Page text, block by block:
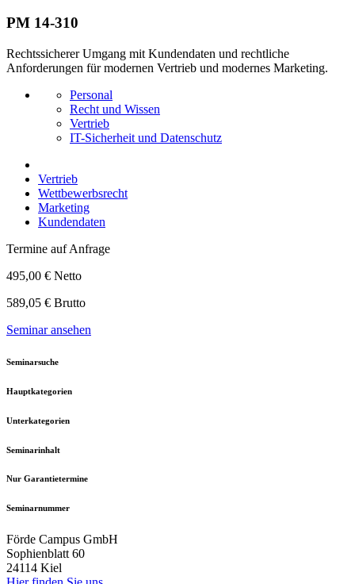
PM 14-310
Rechtssicherer Umgang mit Kundendaten und rechtliche
Anforderungen für modernen Vertrieb und modernes Marketing.
Personal
Recht und Wissen
Vertrieb
IT-Sicherheit und Datenschutz
Vertrieb
Wettbewerbsrecht
Marketing
Kundendaten
Termine auf Anfrage
495,00 € Netto
589,05 € Brutto
Seminar ansehen
Seminarsuche
Hauptkategorien
Unterkategorien
Seminarinhalt
Nur Garantietermine
Seminarnummer
Förde Campus GmbH
Sophienblatt 60
24114 Kiel